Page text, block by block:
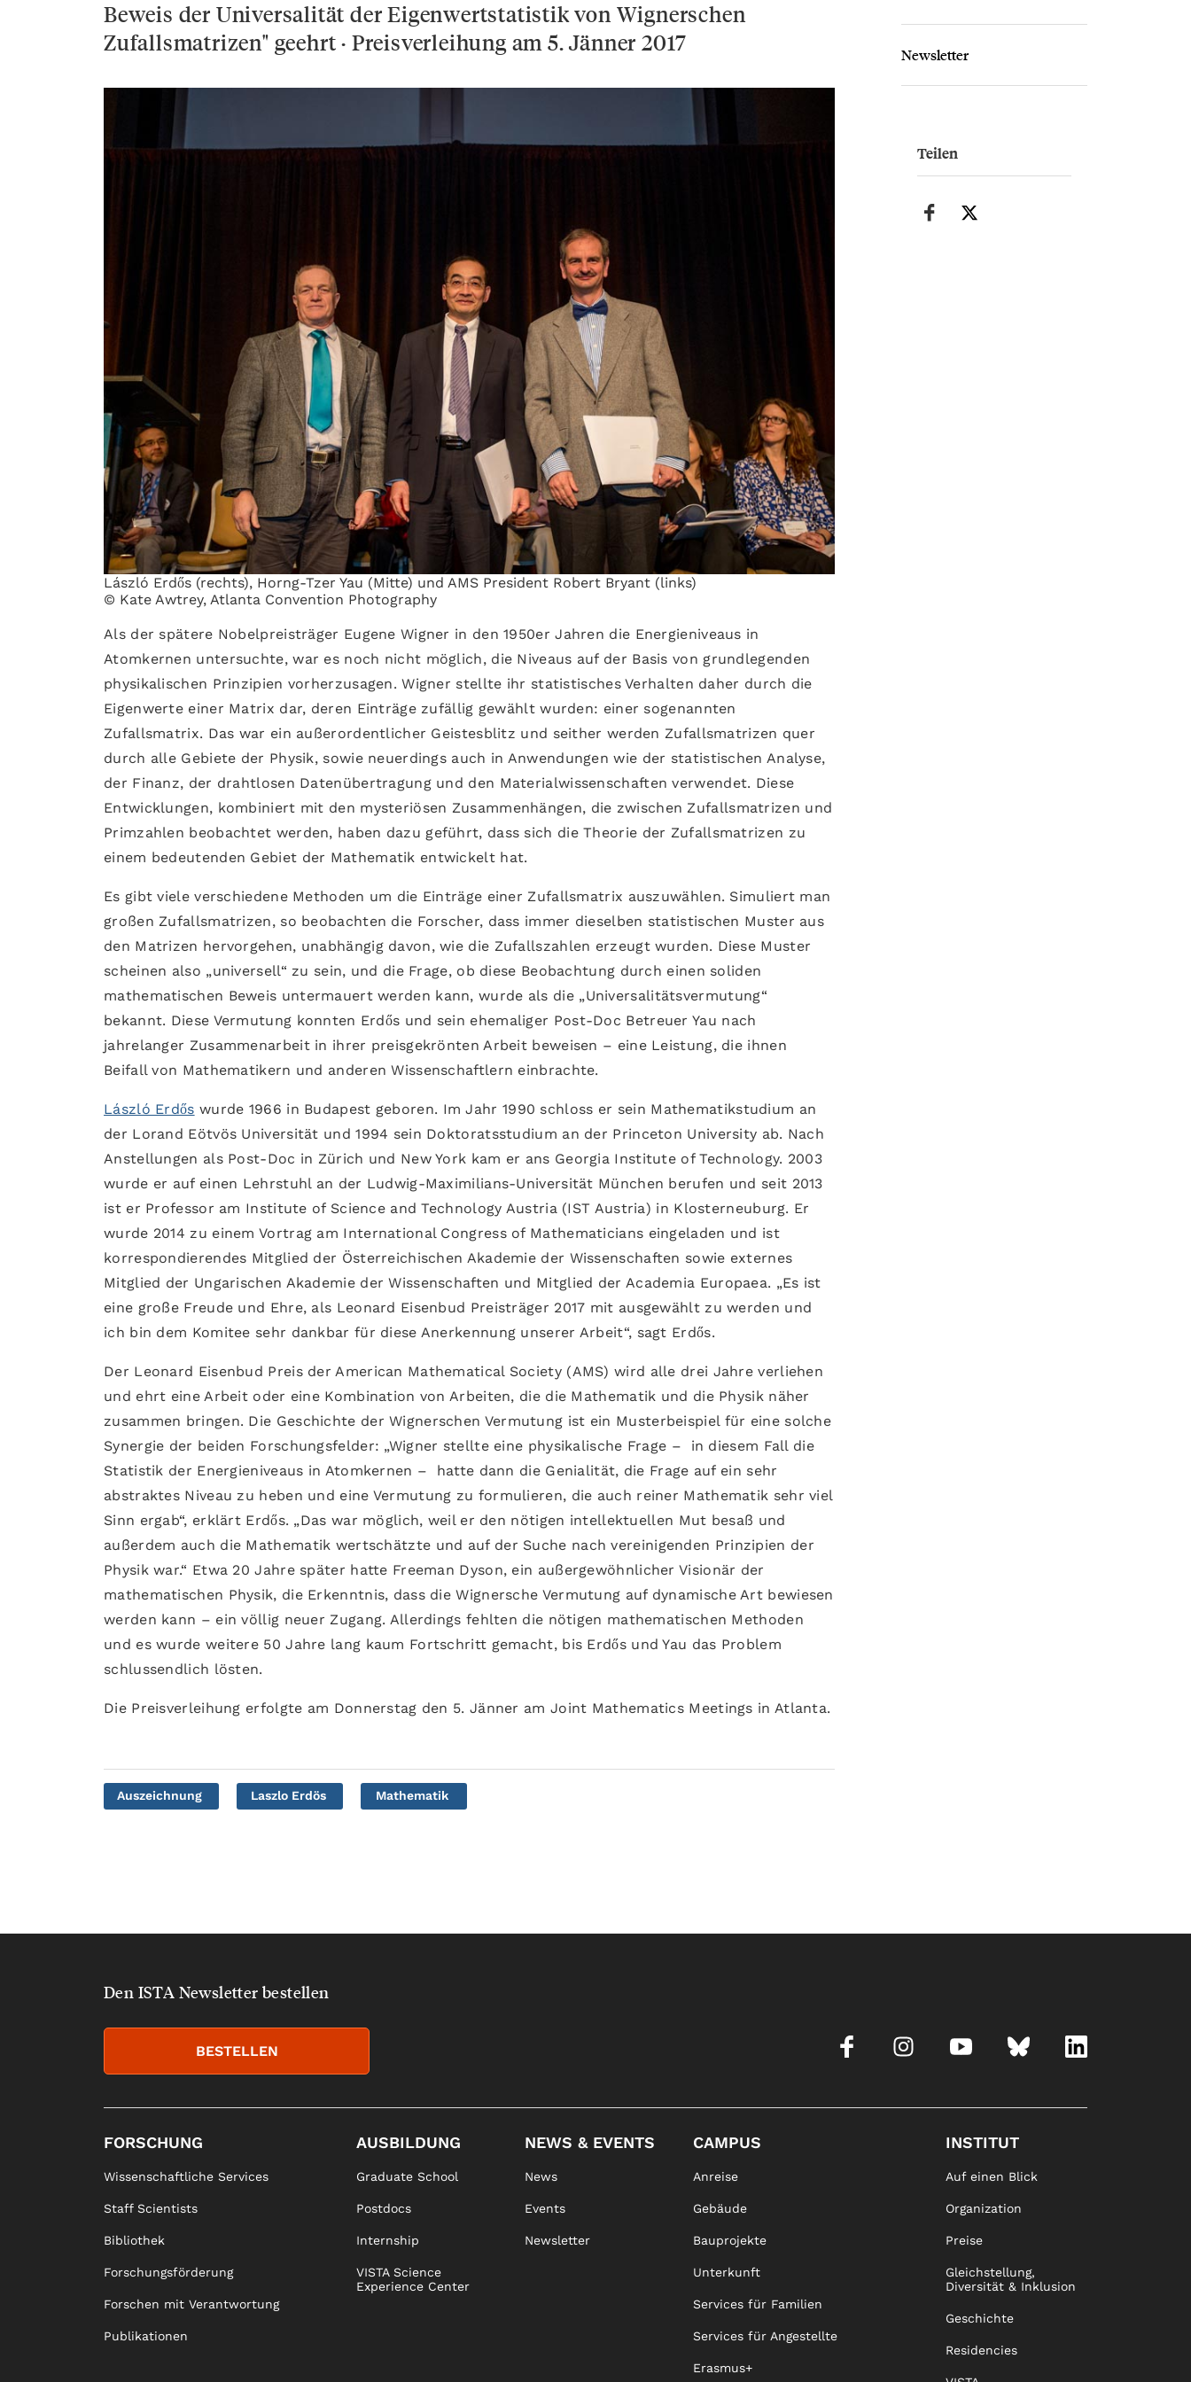
Beweis der Universalität der Eigenwertstatistik von Wignerschen
Zufallsmatrizen" geehrt · Preisverleihung am 5. Jänner 2017
László Erdős (rechts), Horng-Tzer Yau (Mitte) und AMS President Robert Bryant (links)
© Kate Awtrey, Atlanta Convention Photography
Als der spätere Nobelpreisträger Eugene Wigner in den 1950er Jahren die Energieniveaus in
Atomkernen untersuchte, war es noch nicht möglich, die Niveaus auf der Basis von grundlegenden
physikalischen Prinzipien vorherzusagen. Wigner stellte ihr statistisches Verhalten daher durch die
Eigenwerte einer Matrix dar, deren Einträge zufällig gewählt wurden: einer sogenannten
Zufallsmatrix. Das war ein außerordentlicher Geistesblitz und seither werden Zufallsmatrizen quer
durch alle Gebiete der Physik, sowie neuerdings auch in Anwendungen wie der statistischen Analyse,
der Finanz, der drahtlosen Datenübertragung und den Materialwissenschaften verwendet. Diese
Entwicklungen, kombiniert mit den mysteriösen Zusammenhängen, die zwischen Zufallsmatrizen und
Primzahlen beobachtet werden, haben dazu geführt, dass sich die Theorie der Zufallsmatrizen zu
einem bedeutenden Gebiet der Mathematik entwickelt hat.
Es gibt viele verschiedene Methoden um die Einträge einer Zufallsmatrix auszuwählen. Simuliert man
großen Zufallsmatrizen, so beobachten die Forscher, dass immer dieselben statistischen Muster aus
den Matrizen hervorgehen, unabhängig davon, wie die Zufallszahlen erzeugt wurden. Diese Muster
scheinen also „universell“ zu sein, und die Frage, ob diese Beobachtung durch einen soliden
mathematischen Beweis untermauert werden kann, wurde als die „Universalitätsvermutung“
bekannt. Diese Vermutung konnten Erdős und sein ehemaliger Post-Doc Betreuer Yau nach
jahrelanger Zusammenarbeit in ihrer preisgekrönten Arbeit beweisen – eine Leistung, die ihnen
Beifall von Mathematikern und anderen Wissenschaftlern einbrachte.
László Erdős wurde 1966 in Budapest geboren. Im Jahr 1990 schloss er sein Mathematikstudium an
der Lorand Eötvös Universität und 1994 sein Doktoratsstudium an der Princeton University ab. Nach
Anstellungen als Post-Doc in Zürich und New York kam er ans Georgia Institute of Technology. 2003
wurde er auf einen Lehrstuhl an der Ludwig-Maximilians-Universität München berufen und seit 2013
ist er Professor am Institute of Science and Technology Austria (IST Austria) in Klosterneuburg. Er
wurde 2014 zu einem Vortrag am International Congress of Mathematicians eingeladen und ist
korrespondierendes Mitglied der Österreichischen Akademie der Wissenschaften sowie externes
Mitglied der Ungarischen Akademie der Wissenschaften und Mitglied der Academia Europaea. „Es ist
eine große Freude und Ehre, als Leonard Eisenbud Preisträger 2017 mit ausgewählt zu werden und
ich bin dem Komitee sehr dankbar für diese Anerkennung unserer Arbeit“, sagt Erdős.
Der Leonard Eisenbud Preis der American Mathematical Society (AMS) wird alle drei Jahre verliehen
und ehrt eine Arbeit oder eine Kombination von Arbeiten, die die Mathematik und die Physik näher
zusammen bringen. Die Geschichte der Wignerschen Vermutung ist ein Musterbeispiel für eine solche
Synergie der beiden Forschungsfelder: „Wigner stellte eine physikalische Frage – in diesem Fall die
Statistik der Energieniveaus in Atomkernen – hatte dann die Genialität, die Frage auf ein sehr
abstraktes Niveau zu heben und eine Vermutung zu formulieren, die auch reiner Mathematik sehr viel
Sinn ergab“, erklärt Erdős. „Das war möglich, weil er den nötigen intellektuellen Mut besaß und
außerdem auch die Mathematik wertschätzte und auf der Suche nach vereinigenden Prinzipien der
Physik war.“ Etwa 20 Jahre später hatte Freeman Dyson, ein außergewöhnlicher Visionär der
mathematischen Physik, die Erkenntnis, dass die Wignersche Vermutung auf dynamische Art bewiesen
werden kann – ein völlig neuer Zugang. Allerdings fehlten die nötigen mathematischen Methoden
und es wurde weitere 50 Jahre lang kaum Fortschritt gemacht, bis Erdős und Yau das Problem
schlussendlich lösten.
Die Preisverleihung erfolgte am Donnerstag den 5. Jänner am Joint Mathematics Meetings in Atlanta.
Auszeichnung Laszlo Erdös Mathematik
Newsletter
Teilen
Den ISTA Newsletter bestellen
BESTELLEN
FORSCHUNG
Wissenschaftliche Services
Staff Scientists
Bibliothek
Forschungsförderung
Forschen mit Verantwortung
Publikationen
AUSBILDUNG
Graduate School
Postdocs
Internship
VISTA Science
Experience Center
NEWS & EVENTS
News
Events
Newsletter
CAMPUS
Anreise
Gebäude
Bauprojekte
Unterkunft
Services für Familien
Services für Angestellte
Erasmus+
INSTITUT
Auf einen Blick
Organization
Preise
Gleichstellung,
Diversität & Inklusion
Geschichte
Residencies